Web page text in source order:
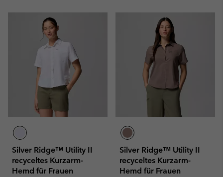
Silver Ridge™ Utility II
recyceltes Kurzarm-
Hemd für Frauen
Silver Ridge™ Utility II
recyceltes Kurzarm-
Hemd für Frauen